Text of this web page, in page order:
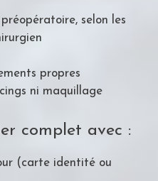
selon les
propres
ni maquillage
complet avec :
(carte identité ou